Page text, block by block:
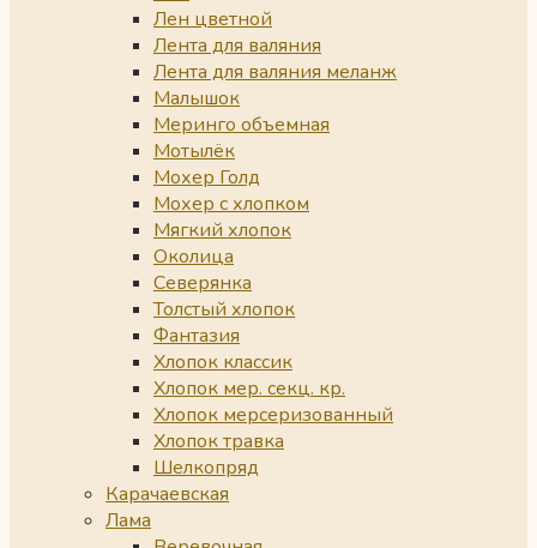
Лен цветной
Лента для валяния
Лента для валяния меланж
Малышок
Меринго объемная
Мотылёк
Мохер Голд
Мохер с хлопком
Мягкий хлопок
Околица
Северянка
Толстый хлопок
Фантазия
Хлопок классик
Хлопок мер. секц. кр.
Хлопок мерсеризованный
Хлопок травка
Шелкопряд
Карачаевская
Лама